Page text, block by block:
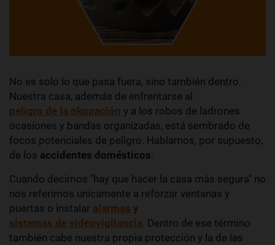
No es solo lo que pasa fuera, sino también dentro.
Nuestra casa, además de enfrentarse al
peligro de la okupación y a los robos de ladrones
ocasiones y bandas organizadas, está sembrado de
focos potenciales de peligro. Hablamos, por supuesto,
de los accidentes domésticos.
Cuando decimos "hay que hacer la casa más segura" no
nos referimos únicamente a reforzar ventanas y
puertas o instalar alarmas y
sistemas de videovigilancia. Dentro de ese término
también cabe nuestra propia protección y la de las